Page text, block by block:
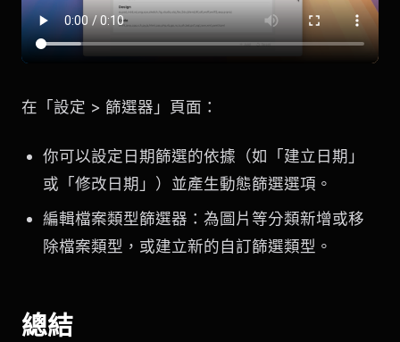
在「設定 > 篩選器」頁面：
你可以設定日期篩選的依據（如「建立日期」
或「修改日期」）並產生動態篩選選項。
編輯檔案類型篩選器：為圖片等分類新增或移
除檔案類型，或建立新的自訂篩選類型。
總結